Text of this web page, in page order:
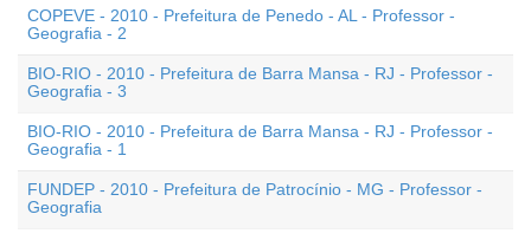
COPEVE - 2010 - Prefeitura de Penedo - AL - Professor -
Geografia - 2
BIO-RIO - 2010 - Prefeitura de Barra Mansa - RJ - Professor -
Geografia - 3
BIO-RIO - 2010 - Prefeitura de Barra Mansa - RJ - Professor -
Geografia - 1
FUNDEP - 2010 - Prefeitura de Patrocínio - MG - Professor -
Geografia